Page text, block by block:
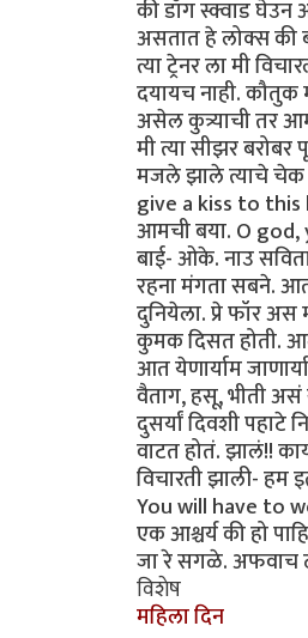
की डॉग स्क्वाड
असतात हे लोक्स की
त्या ट्रेनर ला मी
दयायच नाही. कौतुक
असेल कुत्र्याची तर
मी त्या सीझर
मजले झाले त्याचे चेक
give a kiss to this
आमची बया. O god,
बाई- ओके. नाउ
रहना मंगता सबने.
दुनियेला. प्रे फॉर
कुमक दिसत होती.
आत येणार्याम
वैताग, हसू, भीती
दुसर्यां दिवशी
वाटत होतं. झालं!!
विचारती झाली-
You will have to
एक आश्चर्य की हो
जा रे सगळे. अफवाच
विशेष
महिला दिन